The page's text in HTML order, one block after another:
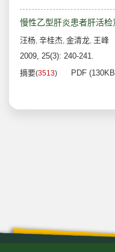
慢性乙型肝炎患者肝活
汪杨, 辛桂杰, 金清龙, 王峰
2009, 25(3): 240-241.
摘要(3513) PDF